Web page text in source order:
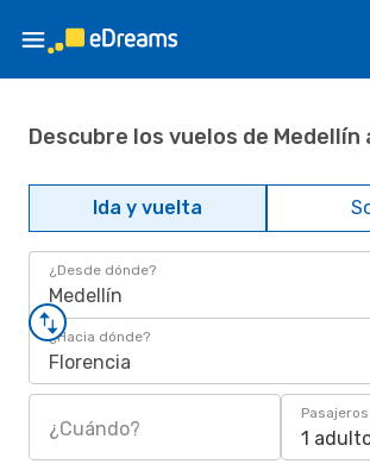
Descubre los vuelos de Medellín
Ida y vuelta
¿Desde dónde?
Medellín
¿Hacia dónde?
Florencia
¿Cuándo?
Pasajeros
1